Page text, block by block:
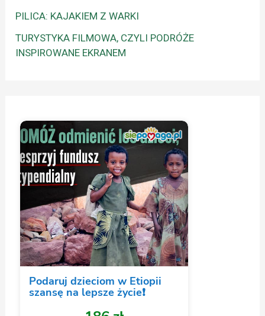
PILICA: KAJAKIEM Z WARKI
TURYSTYKA FILMOWA, CZYLI PODRÓŻE
INSPIROWANE EKRANEM